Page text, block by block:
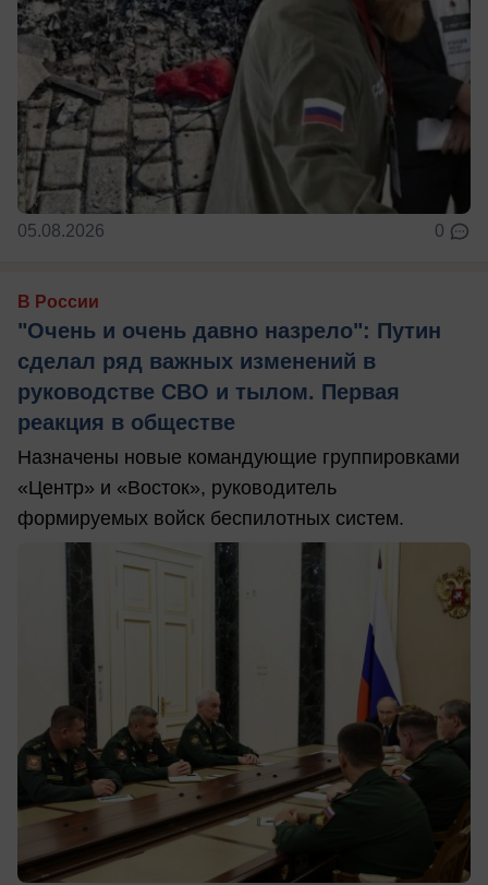
05.08.2026 0
В России
"Очень и очень давно назрело": Путин
сделал ряд важных изменений в
руководстве СВО и тылом. Первая
реакция в обществе
Назначены новые командующие группировками
«Центр» и «Восток», руководитель
формируемых войск беспилотных систем.